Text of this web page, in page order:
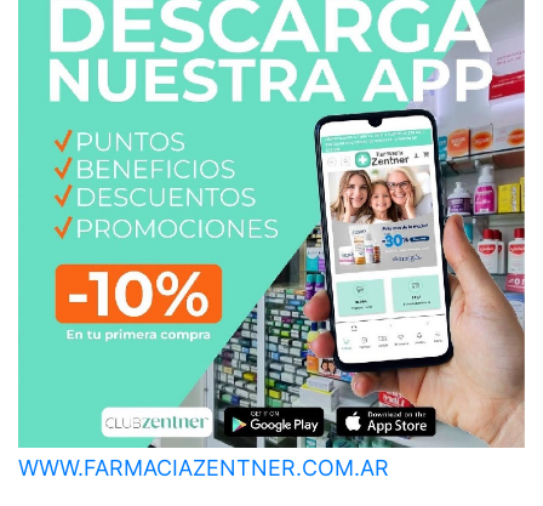
WWW.FARMACIAZENTNER.COM.AR